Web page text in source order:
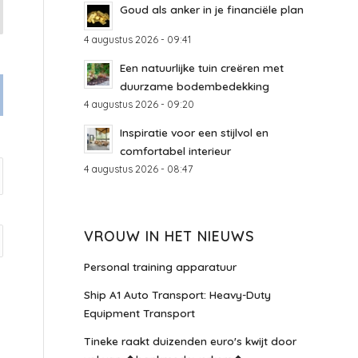
Goud als anker in je financiële plan
4 augustus 2026 - 09:41
Een natuurlijke tuin creëren met
duurzame bodembedekking
4 augustus 2026 - 09:20
Inspiratie voor een stijlvol en
comfortabel interieur
4 augustus 2026 - 08:47
VROUW IN HET NIEUWS
Personal training apparatuur
Ship A1 Auto Transport: Heavy-Duty
Equipment Transport
Tineke raakt duizenden euro's kwijt door